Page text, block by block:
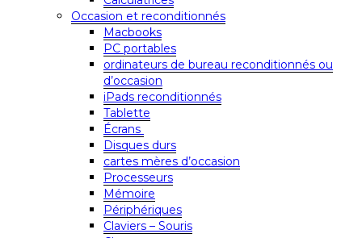
Occasion et reconditionnés
Macbooks
PC portables
ordinateurs de bureau reconditionnés ou
d’occasion
iPads reconditionnés
Tablette
Écrans
Disques durs
cartes mères d’occasion
Processeurs
Mémoire
Périphériques
Claviers – Souris